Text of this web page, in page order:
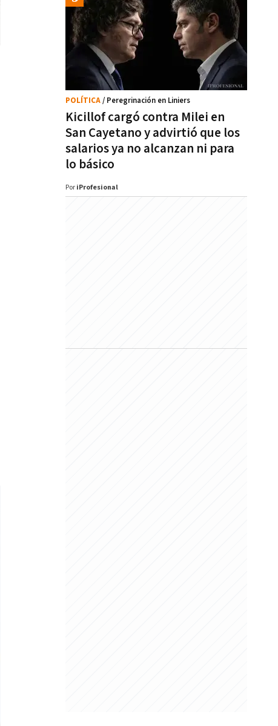
Kicillof cargó contra Milei en
San Cayetano y advirtió que los
salarios ya no alcanzan ni para
lo básico
POLÍTICA/ Peregrinación en Liniers
Por iProfesional